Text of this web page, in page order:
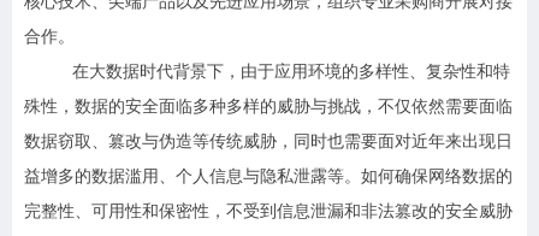
合作。
在大数据时代背景下，由于应用环境的多样性、复杂性和特
殊性，数据的安全面临多种多样的威胁与挑战，不仅依然需要面临
数据窃取、篡改与伪造等传统威胁，同时也需要面对近年来出现日
益增多的数据滥用、个人信息与隐私泄露等。如何确保网络数据的
完整性、可用性和保密性，不受到信息泄漏和非法篡改的安全威胁